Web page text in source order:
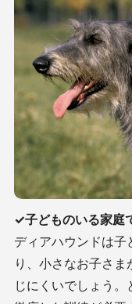
✓子どものいる家庭
ディアハウンドは子
り、小さなお子さ
じにくいでしょう。